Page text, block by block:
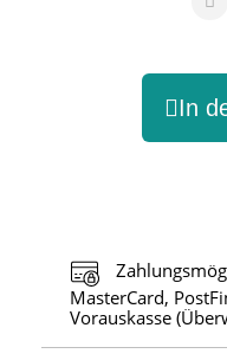
In
MasterCard,
Vorauskasse